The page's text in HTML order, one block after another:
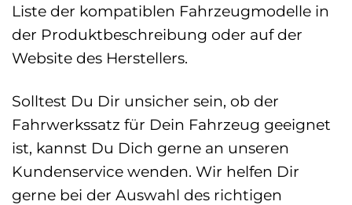
Liste der kompatiblen Fahrzeugmodelle in
der Produktbeschreibung oder auf der
Website des Herstellers.
Solltest Du Dir unsicher sein, ob der
Fahrwerkssatz für Dein Fahrzeug geeignet
ist, kannst Du Dich gerne an unseren
Kundenservice wenden. Wir helfen Dir
gerne bei der Auswahl des richtigen